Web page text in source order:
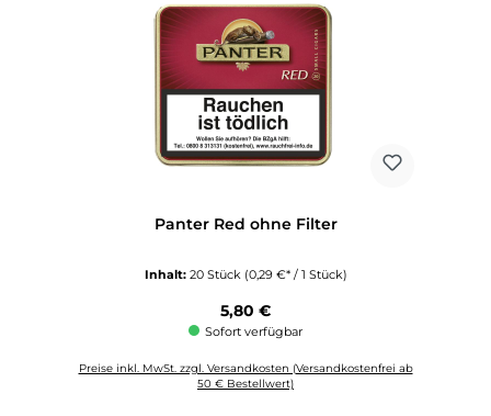
Panter Red ohne Filter
Inhalt: 20 Stück (0,29 €* / 1 Stück)
Regulärer Preis:
5,80 €
Sofort verfügbar
Preise inkl. MwSt. zzgl. Versandkosten (Versandkostenfrei ab
50 € Bestellwert)